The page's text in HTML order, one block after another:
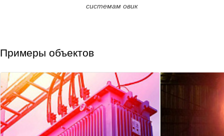
системам овик
Примеры объектов